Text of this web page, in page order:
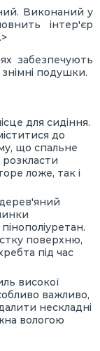
Виконаний у
інтер'єр
забезпечують
знімні подушки.
для сидіння.
до
що спальне
розкласти
ложе, так і
поверхню,
під час
високої
важливо,
нескладні
вологою